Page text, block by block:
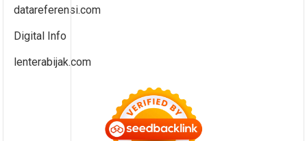
datareferensi.com
Digital Info
lenterabijak.com